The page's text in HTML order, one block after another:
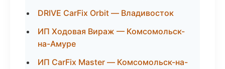
DRIVE CarFix Orbit — Владивосток
ИП Ходовая Вираж — Комсомольск-
на-Амуре
ИП CarFix Master — Комсомольск-на-